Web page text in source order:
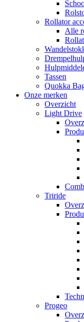
Rollator
Alle
Tassen
Quokka
Onze merken
Overzicht
Light Drive
Triride
Progeo